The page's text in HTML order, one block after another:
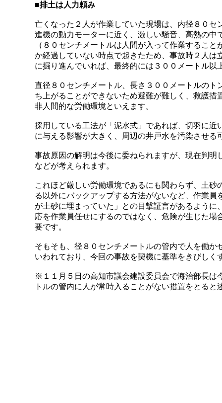
■排土は人力頼み
亡くなった２人が作業していた現場は、内径８０
進機の動力モーターに近く、激しい騒音、高熱の
（８０センチメートルは人間が入って作業するこ
か経過していない時点で起きたため、事故時２人
に掘り進んでいれば、最終的には３００メートル以
直径８０センチメートル、長さ３００メートルの
ち上がることができないため避難が難しく、救護
非人間的な労働環境といえます。
採用している工法が「泥水式」であれば、切羽に
に与える影響が大きく、周辺の井戸水を汚染させ
事故原因の解明は今後に委ねられますが、現在判
などが考えられます。
これほど厳しい労働環境であるにも関わらず、土
る以外にバックアップする方法がないなど、作業
が土砂に埋まっていた」との目撃証言があるよう
応を作業員任せにするのではなく、危険が生じた
要です。
そもそも、径８０センチメートルの管内で人を働
いわれており、今回の事故を契機に基準をきびし
※１１月５日の高知市議会建設委員会で海治部長は
トルの管内に人が常時入ることがない措置をとる